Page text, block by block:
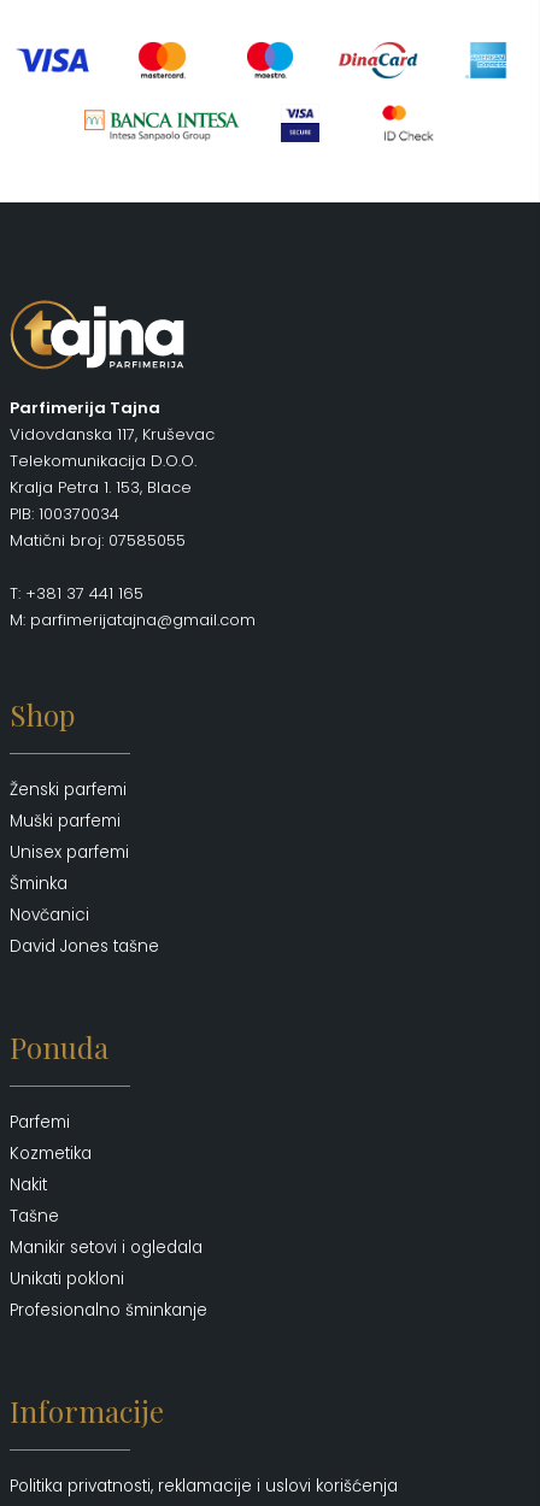
Uncategorized (1)
Parfimerija Tajna
Vidovdanska 117, Kruševac
Telekomunikacija D.O.O.
Kralja Petra 1. 153, Blace
PIB: 100370034
Matični broj: 07585055
T: +381 37 441 165
M: parfimerijatajna@gmail.com
Shop
Ženski parfemi
Muški parfemi
Unisex parfemi
Šminka
Novčanici
David Jones tašne
Ponuda
Parfemi
Kozmetika
Nakit
Tašne
Manikir setovi i ogledala
Unikati pokloni
Profesionalno šminkanje
Informacije
Politika privatnosti, reklamacije i uslovi korišćenja